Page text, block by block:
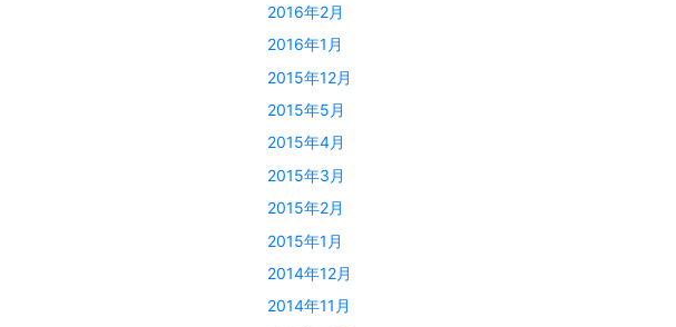
2016年2月
2016年1月
2015年12月
2015年5月
2015年4月
2015年3月
2015年2月
2015年1月
2014年12月
2014年11月